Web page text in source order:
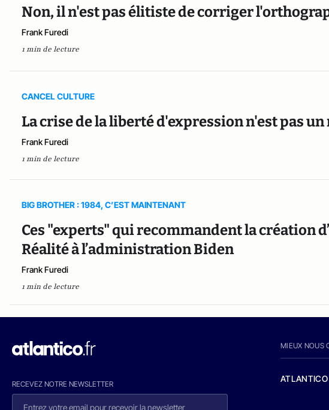
Non, il n'est pas élitiste de corriger
Frank Furedi
1 min de lecture
CANCEL CULTURE
La crise de la liberté d'expression n'est pas
Frank Furedi
1 min de lecture
BIG BROTHER : 1984, C’EST MAINTENANT
Ces "experts" qui recommandent la création
Réalité à l’administration Biden
Frank Furedi
1 min de lecture
RECEVEZ NOTRE NEWSLETTER
MIEUX NOUS